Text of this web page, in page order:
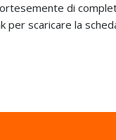
di
per scaricare la